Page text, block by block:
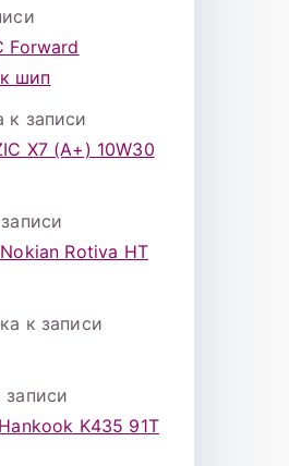
Forward
шип
к записи
X7 (A+) 10W30
Rotiva HT
к записи
записи
K435 91Т